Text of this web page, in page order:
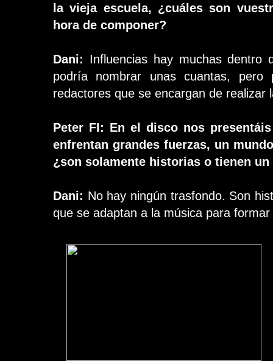
la vieja escuela, ¿cuáles son
hora de componer?
Dani: Influencias hay muchas
podría nombrar unas cuantas,
redactores que se encargan de realizar
Peter FI: En el disco nos
enfrentan grandes fuerzas, un
¿son solamente historias o tienen
Dani: No hay ningún trasfondo. Son
que se adaptan a la música para